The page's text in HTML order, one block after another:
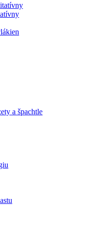
a špachtle